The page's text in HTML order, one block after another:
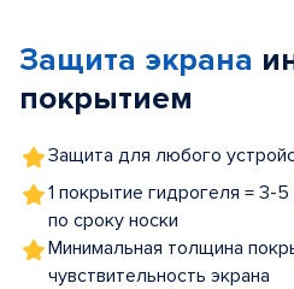
5
Защита экрана
покрытием
Защита для любого
1 покрытие гидрогеля = 3-
по сроку носки
Минимальная толщина
чувствительность экрана